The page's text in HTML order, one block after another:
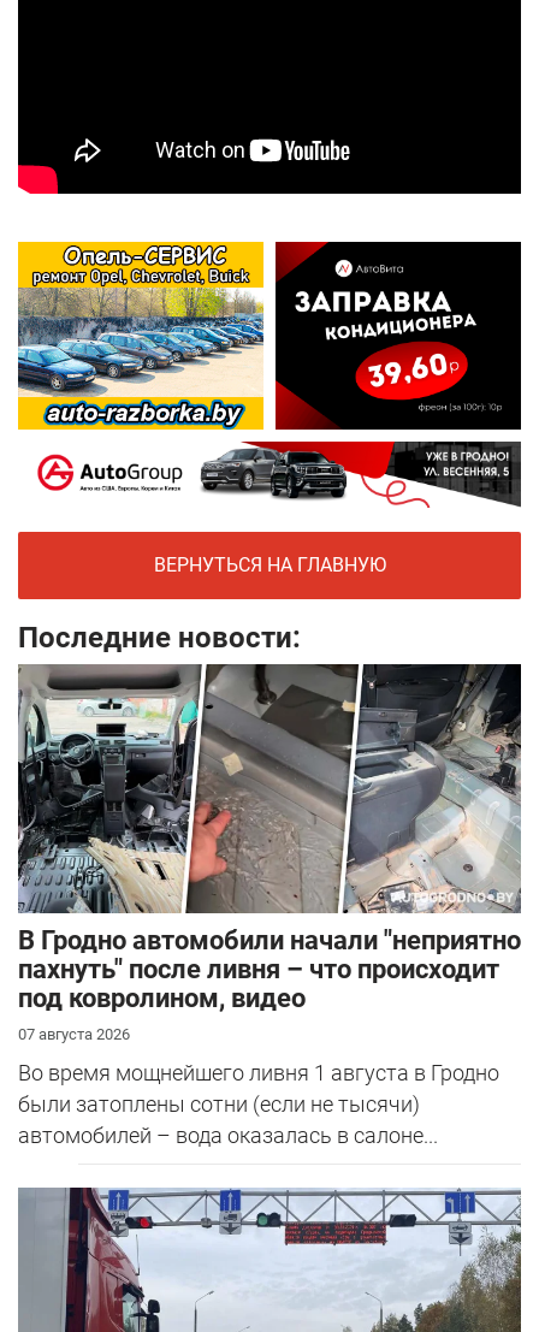
ВЕРНУТЬСЯ НА ГЛАВНУЮ
Последние новости:
В Гродно автомобили начали "неприятно
пахнуть" после ливня – что происходит
под ковролином, видео
07 августа 2026
Во время мощнейшего ливня 1 августа в Гродно
были затоплены сотни (если не тысячи)
автомобилей – вода оказалась в салоне...